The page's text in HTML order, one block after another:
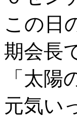
この日
期会長
「太
元気い